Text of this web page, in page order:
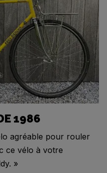
1986
agréable pour rouler
ce vélo à votre
»